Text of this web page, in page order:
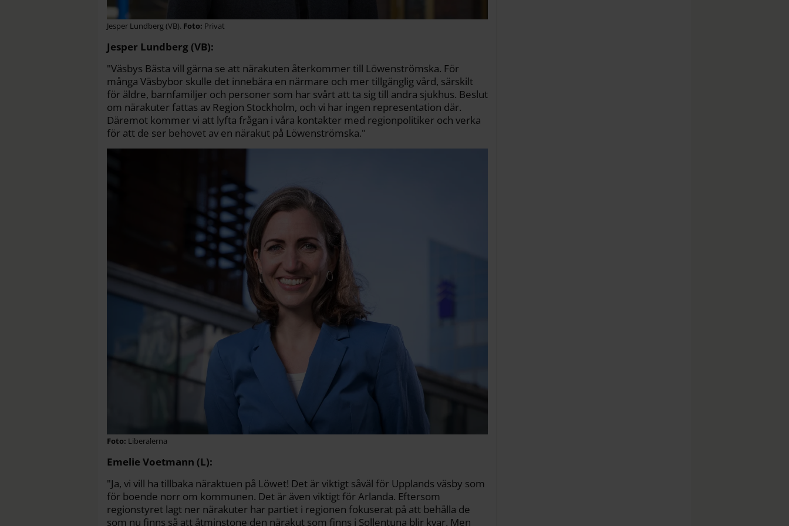
Jesper Lundberg (VB). Privat
Jesper Lundberg (VB):
"Väsbys Bästa vill gärna se att närakuten återkommer till Löwenströmska. För
många Väsbybor skulle det innebära en närmare och mer tillgänglig vård, särskilt
för äldre, barnfamiljer och personer som har svårt att ta sig till andra sjukhus. Beslut
om närakuter fattas av Region Stockholm, och vi har ingen representation där.
Däremot kommer vi att lyfta frågan i våra kontakter med regionpolitiker och verka
för att de ser behovet av en närakut på Löwenströmska."
Liberalerna
Emelie Voetmann (L):
"Ja, vi vill ha tillbaka näraktuen på Löwet! Det är viktigt såväl för Upplands väsby som
för boende norr om kommunen. Det är även viktigt för Arlanda. Eftersom
regionstyret lagt ner närakuter har partiet i regionen fokuserat på att behålla de
som nu finns så att åtminstone den närakut som finns i Sollentuna blir kvar. Men